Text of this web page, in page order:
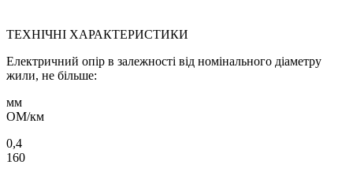
ТЕХНІЧНІ ХАРАКТЕРИСТИКИ
Електричний опір в залежності від номінального діаметру
жили, не більше:
мм
ОМ/км
0,4
160